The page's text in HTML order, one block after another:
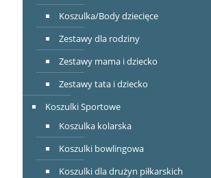
Koszulka/Body dziecięce
Zestawy dla rodziny
Zestawy mama i dziecko
Zestawy tata i dziecko
Koszulki Sportowe
Koszulka kolarska
Koszulki bowlingowa
Koszulki dla drużyn piłkarskich